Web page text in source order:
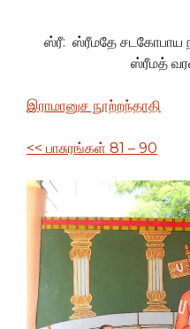
ஸ்ரீ: ஸ்ரீமதே சடகோபாய
ஸ்ரீமத்
இராமானுச நூற்றந்தாதி
<< பாசுரங்கள் 81 – 90